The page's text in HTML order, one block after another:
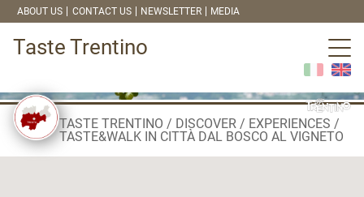
ABOUT US CONTACT US NEWSLETTER MEDIA
Taste Trentino
TASTE TRENTINO DISCOVER
EXPERIENCES
TASTE&WALK IN CITTÀ DAL BOSCO AL VIGNETO